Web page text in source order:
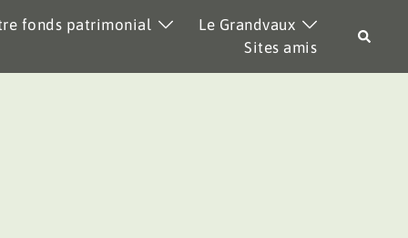
fonds patrimonial
Le Grandvaux
Sites amis